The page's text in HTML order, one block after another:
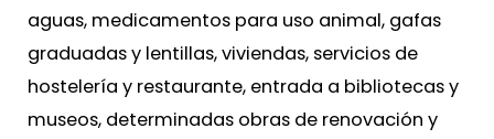
aguas, medicamentos para uso animal, gafas
graduadas y lentillas, viviendas, servicios de
hostelería y restaurante, entrada a bibliotecas y
museos, determinadas obras de renovación y